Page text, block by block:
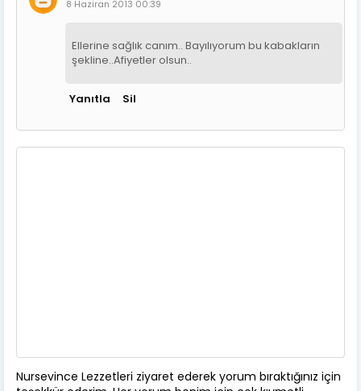
8 Haziran 2013 00:39
Ellerine sağlık canım.. Bayılıyorum bu kabakların
şekline..Afiyetler olsun..
Yanıtla Sil
Nursevince Lezzetleri ziyaret ederek yorum bıraktığınız için